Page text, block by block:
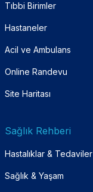
Tıbbi Birimler
Hastaneler
Acil ve Ambulans
Online Randevu
Site Haritası
Sağlık Rehberi
Hastalıklar & Tedaviler
Sağlık & Yaşam